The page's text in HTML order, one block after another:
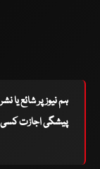
ہم نیوز پر شائع یا
پیشگی اجازت کسی